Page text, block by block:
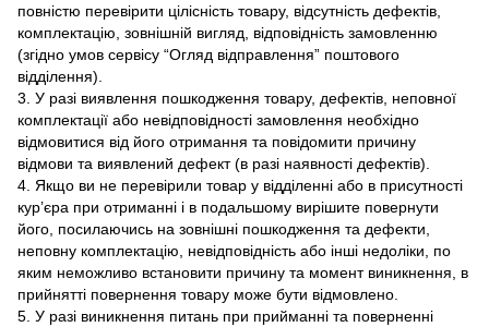
повністю перевірити цілісність товару, відсутність дефектів,
комплектацію, зовнішній вигляд, відповідність замовленню
(згідно умов сервісу “Огляд відправлення” поштового
відділення).
3. У разі виявлення пошкодження товару, дефектів, неповної
комплектації або невідповідності замовлення необхідно
відмовитися від його отримання та повідомити причину
відмови та виявлений дефект (в разі наявності дефектів).
4. Якщо ви не перевірили товар у відділенні або в присутності
кур’єра при отриманні і в подальшому вирішите повернути
його, посилаючись на зовнішні пошкодження та дефекти,
неповну комплектацію, невідповідність або інші недоліки, по
яким неможливо встановити причину та момент виникнення, в
прийнятті повернення товару може бути відмовлено.
5. У разі виникнення питань при прийманні та поверненні